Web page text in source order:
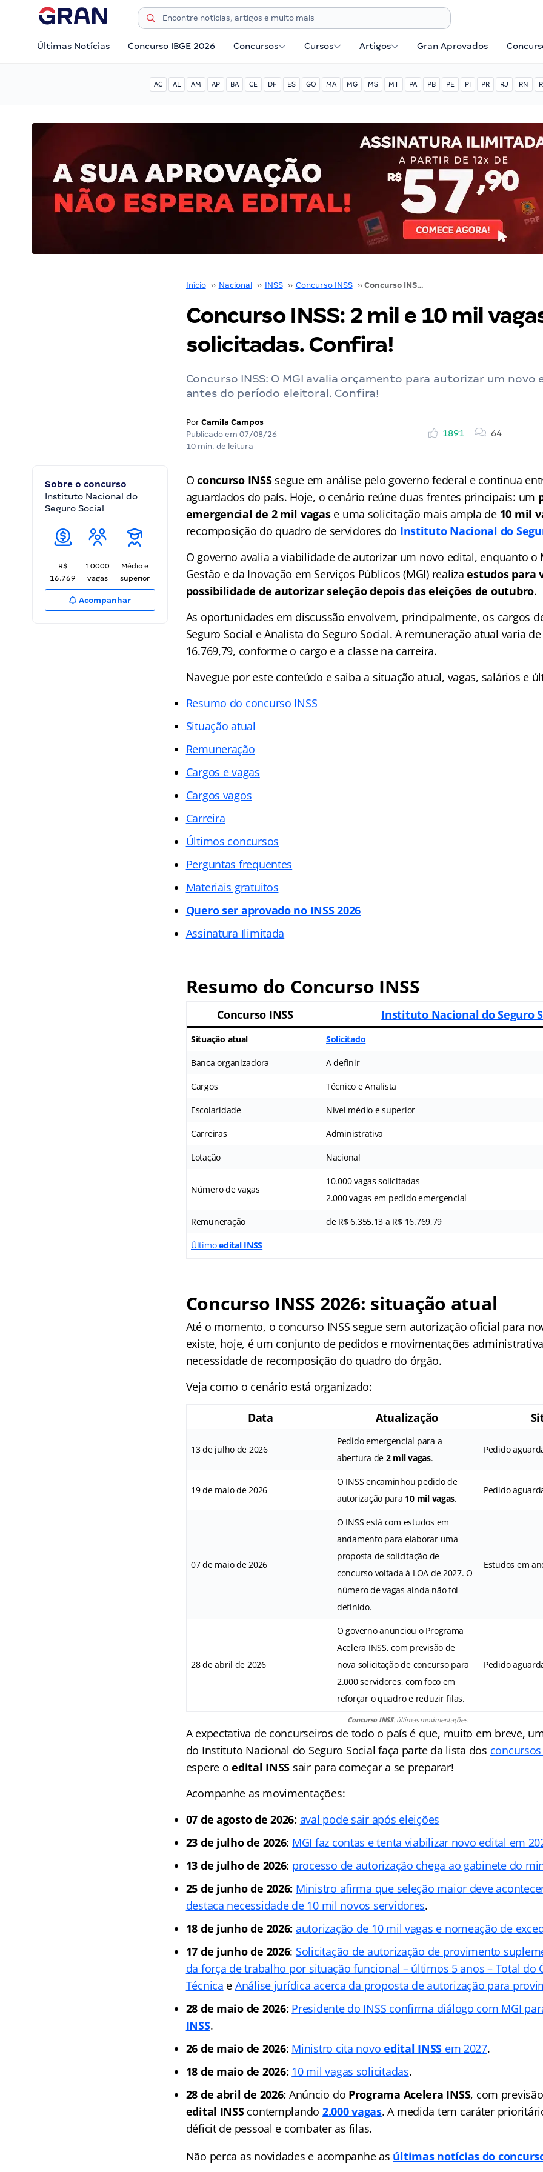
Últimas Notícias Concurso IBGE 2026 Concursos Cursos Artigos Gran Aprovados
AC AL AM AP BA CE DF ES GO MA MG MS MT PA PB PE PI PR RJ RN
Início ›› Nacional ›› INSS ›› Concurso INSS ›› Concurso INSS: 2 mil e 10 mil vagas solicitadas. Confira!
Concurso INSS: 2 mil e 10 mil
solicitadas. Confira!
Concurso INSS: O MGI avalia orçamento para autorizar um novo
antes do período eleitoral. Confira!
Por Camila Campos
Publicado em 07/08/26
10 min. de leitura
1891 64
Sobre o concurso
Instituto Nacional do
Seguro Social
R$
16.769
10000
vagas
Médio e
superior
Acompanhar
Oconcurso INSSsegue em análise pelo governo federal e continua
aguardados do país. Hoje, o cenário reúne duas frentes principais: um
emergencial de 2 mil vagas e uma solicitação mais ampla de 10 mil
recomposição do quadro de servidores do Instituto Nacional do
O governo avalia a viabilidade de autorizar um novo edital, enquanto o
Gestão e da Inovação em Serviços Públicos (MGI) realiza estudos para
possibilidade de autorizar seleção depois das eleições de outubro.
As oportunidades em discussão envolvem, principalmente, os cargos
Seguro Social e Analista do Seguro Social. A remuneração atual varia de
16.769,79, conforme o cargo e a classe na carreira.
Navegue por este conteúdo e saiba a situação atual, vagas, salários e
Resumo do concurso INSS
Situação atual
Remuneração
Cargos e vagas
Cargos vagos
Carreira
Últimos concursos
Perguntas frequentes
Materiais gratuitos
Quero ser aprovado no INSS 2026
Assinatura Ilimitada
Resumo do Concurso INSS
Concurso INSS Instituto Nacional do Seguro
Situação atual Solicitado
Banca organizadora A definir
Cargos Técnico e Analista
Escolaridade Nível médio e superior
Carreiras Administrativa
Lotação Nacional
Número de vagas
10.000 vagas solicitadas
2.000 vagas em pedido emergencial
Remuneração de R$ 6.355,13 a R$ 16.769,79
Últimoedital INSS
Concurso INSS 2026: situação atual
Até o momento, o concurso INSS segue sem autorização oficial para
existe, hoje, é um conjunto de pedidos e movimentações
necessidade de recomposição do quadro do órgão.
Veja como o cenário está organizado:
Data Atualização
13 de julho de 2026
Pedido emergencial para a
abertura de 2 mil vagas.
Pedido
19 de maio de 2026
O INSS encaminhou pedido de
autorização para 10 mil vagas.
Pedido
07 de maio de 2026
O INSS está com estudos em
andamento para elaborar uma
proposta de solicitação de
concurso voltada à LOA de 2027. O
número de vagas ainda não foi
definido.
Estudos em
28 de abril de 2026
O governo anunciou o Programa
Acelera INSS, com previsão de
nova solicitação de concurso para
2.000 servidores, com foco em
reforçar o quadro e reduzir filas.
Pedido
Concurso INSS: últimas movimentações
A expectativa de concurseiros de todo o país é que, muito em breve,
do Instituto Nacional do Seguro Social faça parte da lista dos
espere oedital INSS sair para começar a se preparar!
Acompanhe as movimentações:
07 de agosto de 2026: aval pode sair após eleições
23 de julho de 2026: MGI faz contas e tenta viabilizar novo edital em
13 de julho de 2026: processo de autorização chega ao gabinete do
25 de junho de 2026: Ministro afirma que seleção maior deve
destaca necessidade de 10 mil novos servidores.
18 de junho de 2026: autorização de 10 mil vagas e nomeação de
17 de junho de 2026: Solicitação de autorização de provimento
da força de trabalho por situação funcional – últimos 5 anos – Total do
Técnica e Análise jurídica acerca da proposta de autorização para
28 de maio de 2026: Presidente do INSS confirma diálogo com MGI
INSS.
26 de maio de 2026: Ministro cita novoedital INSS em 2027.
18 de maio de 2026: 10 mil vagas solicitadas.
28 de abril de 2026: Anúncio do Programa Acelera INSS, com
edital INSScontemplando 2.000 vagas. A medida tem caráter
déficit de pessoal e combater as filas.
Não perca as novidades e acompanhe as últimas notícias do